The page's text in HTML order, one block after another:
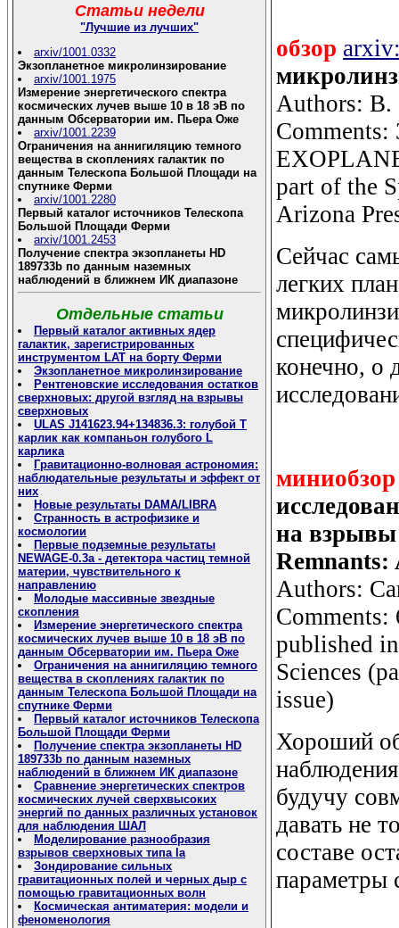
Статьи недели
"Лучшие из лучших"
arxiv/1001.0332
Экзопланетное микролинзирование
arxiv/1001.1975
Измерение энергетического спектра
космических лучев выше 10 в 18 эВ по
данным Обсерватории им. Пьера Оже
arxiv/1001.2239
Ограничения на аннигиляцию темного
вещества в скоплениях галактик по
данным Телескопа Большой Площади на
спутнике Ферми
arxiv/1001.2280
Первый каталог источников Телескопа
Большой Площади Ферми
arxiv/1001.2453
Получение спектра экзопланеты HD
189733b по данным наземных
наблюдений в ближнем ИК диапазоне
Отдельные статьи
Первый каталог активных ядер
галактик, зарегистрированных
инструментом LAT на борту Ферми
Экзопланетное микролинзирование
Рентгеновские исследования остатков
сверхновых: другой взгляд на взрывы
сверхновых
ULAS J141623.94+134836.3: голубой Т
карлик как компаньон голубого L
карлика
Гравитационно-волновая астрономия:
наблюдательные результаты и эффект от
них
Новые результаты DAMA/LIBRA
Странность в астрофизике и
космологии
Первые подземные результаты
NEWAGE-0.3a - детектора частиц темной
материи, чувствительного к
направлению
Молодые массивные звездные
скопления
Измерение энергетического спектра
космических лучев выше 10 в 18 эВ по
данным Обсерватории им. Пьера Оже
Ограничения на аннигиляцию темного
вещества в скоплениях галактик по
данным Телескопа Большой Площади на
спутнике Ферми
Первый каталог источников Телескопа
Большой Площади Ферми
Получение спектра экзопланеты HD
189733b по данным наземных
наблюдений в ближнем ИК диапазоне
Сравнение энергетических спектров
космических лучей сверхвысоких
энергий по данных различных установок
для наблюдения ШАЛ
Моделирование разнообразия
взрывов сверхновых типа Ia
Зондирование сильных
гравитационных полей и черных дыр с
помощью гравитационных волн
Космическая антиматерия: модели и
феноменология
обзор
Authors: B.
Comments:
part of the
Arizona
Сейчас
легких
конечно, о
миниобзор
на взрывы
Remnants:
Authors:
Comments:
published
Sciences
issue)
Хороший
будучу
давать не
составе
параметры